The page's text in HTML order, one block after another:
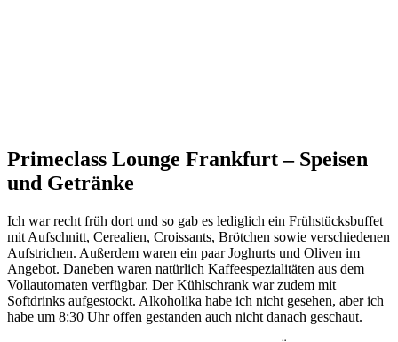
Primeclass Lounge Frankfurt – Speisen
und Getränke
Ich war recht früh dort und so gab es lediglich ein Frühstücksbuffet
mit Aufschnitt, Cerealien, Croissants, Brötchen sowie verschiedenen
Aufstrichen. Außerdem waren ein paar Joghurts und Oliven im
Angebot. Daneben waren natürlich Kaffeespezialitäten aus dem
Vollautomaten verfügbar. Der Kühlschrank war zudem mit
Softdrinks aufgestockt. Alkoholika habe ich nicht gesehen, aber ich
habe um 8:30 Uhr offen gestanden auch nicht danach geschaut.